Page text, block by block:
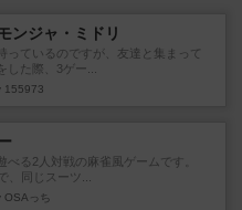
ンジャ・ミドリ
っているのですが、友達と集まって
した際、3ゲー...
155973
べる2人対戦の麻雀風ゲームです。
、同じスーツ...
OSAっち